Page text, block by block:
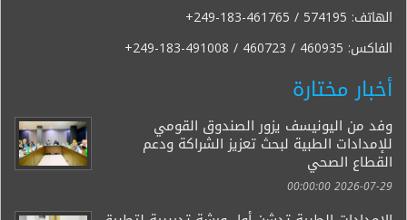
الهاتف: +249-183-461765 / 574195
الفاكس: +249-183-491008 / 460723 / 460935
أخبار مختارة
وفد من اليونيسف يزور الصندوق القومي
للإمدادات الطبية لبحث تعزيز الشراكة ودعم
القطاع الصحي
2026-07-29 00:00:00